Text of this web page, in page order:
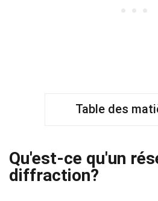
Table des
Qu'est-ce qu'un
diffraction?